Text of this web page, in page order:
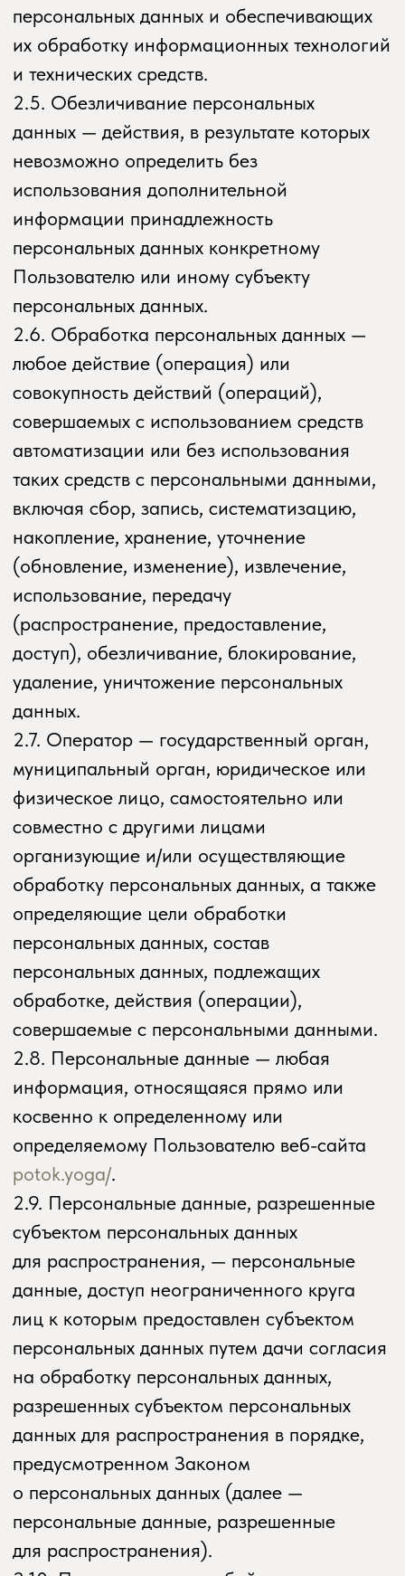
удаление, уничтожение персональных
данных.
2.7. Оператор — государственный орган,
муниципальный орган, юридическое или
физическое лицо, самостоятельно или
совместно с другими лицами
организующие и/или осуществляющие
обработку персональных данных, а также
определяющие цели обработки
персональных данных, состав
персональных данных, подлежащих
совершаемые с персональными данными.
2.8. Персональные данные — любая
информация, относящаяся прямо или
косвенно к определенному или
определяемому Пользователю веб-сайта
potok.yoga/.
2.9. Персональные данные, разрешенные
субъектом персональных данных
для распространения, — персональные
данные, доступ неограниченного круга
персональных данных путем дачи согласия
на обработку персональных данных,
данных для распространения в порядке,
предусмотренном Законом
о персональных данных (далее —
персональные данные, разрешенные
для распространения).
2.10. Пользователь — любой посетитель
2.11. Предоставление персональных
данных — действия, направленные
на раскрытие персональных данных
определенному лицу или определенному
кругу лиц.
2.12. Распространение персональных
на раскрытие персональных данных
неопределенному кругу лиц (передача
персональных данных) или
на ознакомление с персональными
данными неограниченного круга лиц,
в том числе обнародование персональных
информации, размещение
в информационно-телекоммуникационных
сетях или предоставление доступа
к персональным данным каким-либо иным
способом.
2.13. Трансграничная передача
персональных данных на территорию
иностранного государства органу власти
иностранного государства, иностранному
физическому или иностранному
юридическому лицу.
2.14. Уничтожение персональных данных —
персональные данные уничтожаются
безвозвратно с невозможностью
дальнейшего восстановления содержания
персональных данных в информационной
системе персональных данных и/или
уничтожаются материальные носители
3. Основные права и обязанности
Оператора
3.1. Оператор имеет право:
— получать от субъекта персональных
данных достоверные информацию и/или
документы, содержащие персональные
данные;